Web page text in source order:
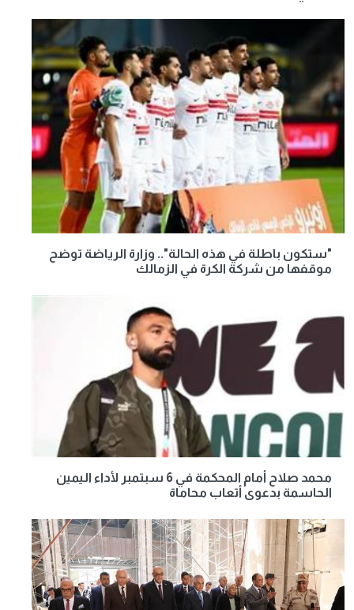
"ستكون باطلة في هذه الحالة".. وزارة الرياضة توضح
موقفها من شركة الكرة في الزمالك
محمد صلاح أمام المحكمة في 6 سبتمبر لأداء اليمين
الحاسمة بدعوى أتعاب محاماة